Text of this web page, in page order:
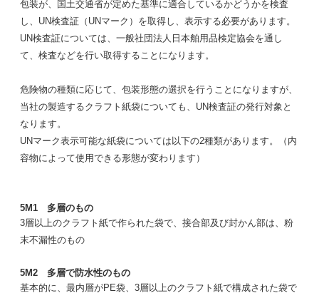
包装が、国土交通省が定めた基準に適合しているかどうかを検査
し、UN検査証（UNマーク）を取得し、表示する必要があります。
UN検査証については、一般社団法人日本舶用品検定協会を通し
て、検査などを行い取得することになります。
危険物の種類に応じて、包装形態の選択を行うことになりますが、
当社の製造するクラフト紙袋についても、UN検査証の発行対象と
なります。
UNマーク表示可能な紙袋については以下の2種類があります。（内
容物によって使用できる形態が変わります）
5M1 多層のもの
3層以上のクラフト紙で作られた袋で、接合部及び封かん部は、粉
末不漏性のもの
5M2 多層で防水性のもの
基本的に、最内層がPE袋、3層以上のクラフト紙で構成された袋で